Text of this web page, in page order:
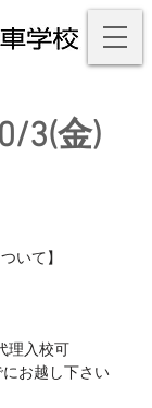
3(金)
いて】
入校可
お越し下さい